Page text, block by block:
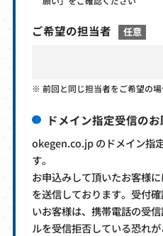
ご希望の担当者 任意
前回と同じ担当者をご希望の
ドメイン指定受信の
okegen.co.jp のドメイン指
す。
お申込みして頂いたお客様
を送信しております。受付
いお客様は、携帯電話の受
ルを受信拒否している恐れ